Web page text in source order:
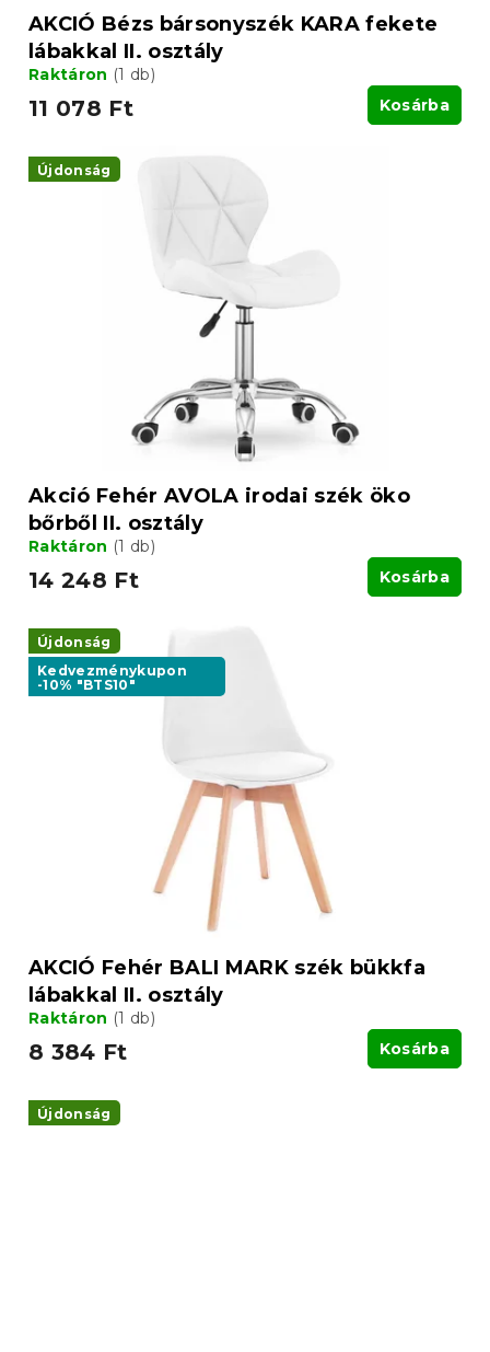
AKCIÓ Bézs bársonyszék KARA fekete
lábakkal II. osztály
Raktáron (1 db)
11 078 Ft Kosárba
Újdonság
Akció Fehér AVOLA irodai szék öko
bőrből II. osztály
Raktáron (1 db)
14 248 Ft Kosárba
Újdonság
Kedvezménykupon
-10% "BTS10"
AKCIÓ Fehér BALI MARK szék bükkfa
lábakkal II. osztály
Raktáron (1 db)
8 384 Ft Kosárba
Újdonság